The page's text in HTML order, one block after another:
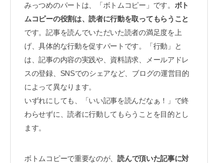
みっつめのパートは、「ボトムコピー」です。 ボト
ムコピーの役割は、読者に行動を取ってもらうこと
です。記事を読んでいただいた読者の満足度を上
げ、具体的な行動を促すパートです。「行動」と
は、記事の内容の実践や、資料請求、メールアドレ
スの登録、SNSでのシェアなど、ブログの運営目的
によって異なります。
いずれにしても、「いい記事を読んだなぁ！」で終
わらせずに、読者に行動してもらうことを目的とし
ます。
ボトムコピーで重要なのが、読んで頂いた記事に対